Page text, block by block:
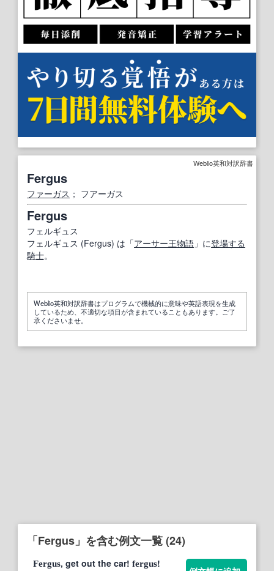
Weblio英和対訳辞書
Fergus
ファーガス ； フアーガス
Fergus
フェルギュス
フェルギュス (Fergus) は「アーサー王物語 」に登場する
騎士。
Weblio英和対訳辞書はプログラムで機械的に意味や英語表現を生成
しているため、不適切な項目が含まれていることもあります。ご了
承くださいませ。
「Fergus」を含む例文一覧 (24)
Fergus, get out the car! fergus!